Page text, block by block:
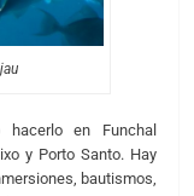
hacerlo en Funchal
y Porto Santo. Hay
bautismos,